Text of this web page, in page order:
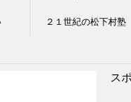
２１世紀の松下村塾
ス